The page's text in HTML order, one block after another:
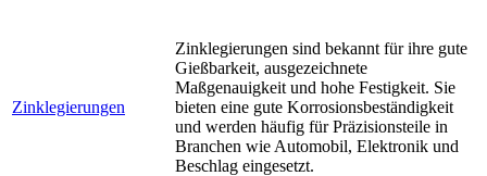
Zinklegierungen
Zinklegierungen sind bekannt für ihre gute
Gießbarkeit, ausgezeichnete
Maßgenauigkeit und hohe Festigkeit. Sie
bieten eine gute Korrosionsbeständigkeit
und werden häufig für Präzisionsteile in
Branchen wie Automobil, Elektronik und
Beschlag eingesetzt.